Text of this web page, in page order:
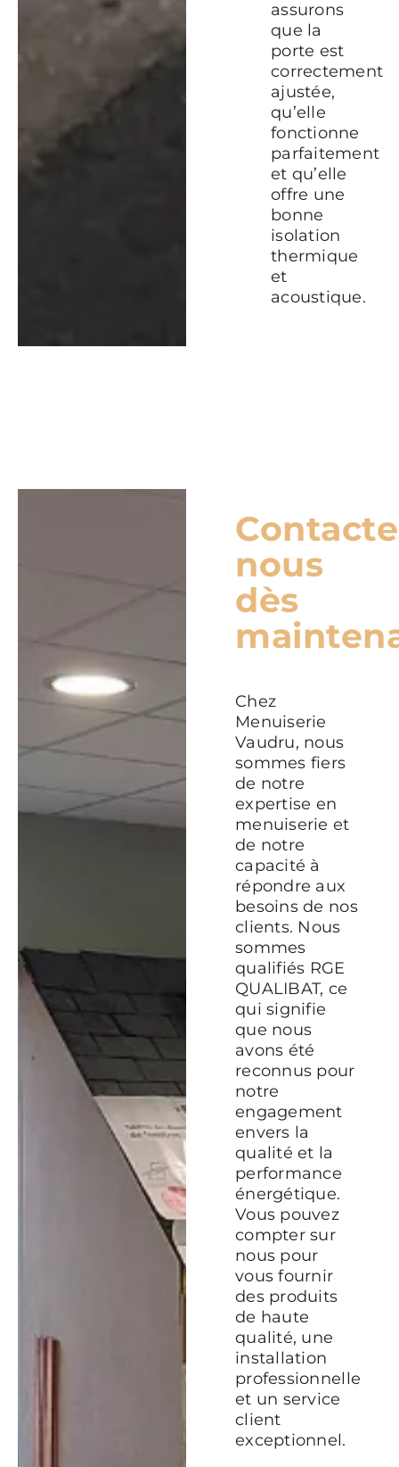
assurons
que la
porte est
correctement
ajustée,
qu’elle
fonctionne
parfaitement
et qu’elle
offre une
bonne
isolation
thermique
et
acoustique.
nous
dès
Chez
Menuiserie
Vaudru, nous
sommes fiers
de notre
expertise en
menuiserie et
de notre
capacité à
répondre aux
besoins de nos
clients. Nous
sommes
qualifiés RGE
QUALIBAT, ce
qui signifie
que nous
avons été
reconnus pour
notre
engagement
envers la
qualité et la
performance
énergétique.
Vous pouvez
compter sur
nous pour
vous fournir
des produits
de haute
qualité, une
installation
professionnelle
et un service
client
exceptionnel.